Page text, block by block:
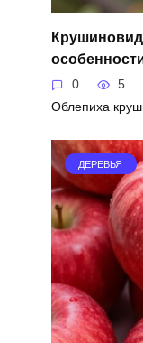
0 5
Облепиха
ДЕРЕВЬЯ